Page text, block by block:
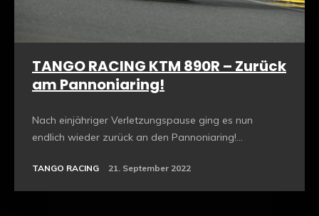
TANGO RACING KTM 890R – Zurück
am Pannoniaring!
Nach einjähriger Verletzungspause ging es nun
endlich wieder zurück an den Pannoniaring!...
TANGO RACING 21. September 2022